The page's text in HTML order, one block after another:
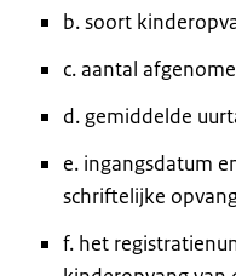
b. soort
c. aantal
d. gemiddelde
e. ingangsdatum
schriftelijke
f. het